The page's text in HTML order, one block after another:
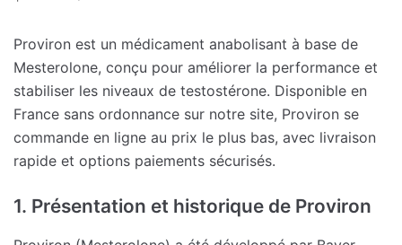
Proviron est un médicament anabolisant à base de
Mesterolone, conçu pour améliorer la performance et
stabiliser les niveaux de testostérone. Disponible en
France sans ordonnance sur notre site, Proviron se
commande en ligne au prix le plus bas, avec livraison
rapide et options paiements sécurisés.
1. Présentation et historique de Proviron